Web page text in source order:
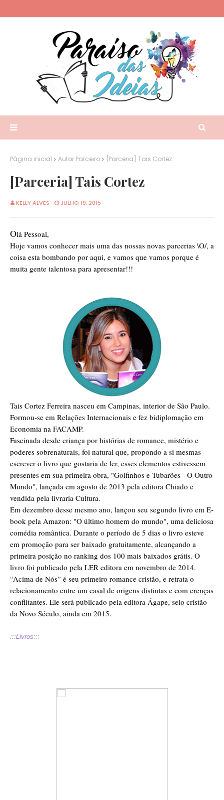
Página inicial Autor Parceiro [Parceria] Tais Cortez
[Parceria] Tais Cortez
KELLY ALVES JULHO 19, 2015
Olá Pessoal,
Hoje vamos conhecer mais uma das nossas novas parcerias \O/, a
coisa esta bombando por aqui, e vamos que vamos porque é
muita gente talentosa para apresentar!!!
Tais Cortez Ferreira nasceu em Campinas, interior de São Paulo.
Formou-se em Relações Internacionais e fez bidiplomação em
Economia na FACAMP.
Fascinada desde criança por histórias de romance, mistério e
poderes sobrenaturais, foi natural que, propondo a si mesmas
escrever o livro que gostaria de ler, esses elementos estivessem
presentes em sua primeira obra, "Golfinhos e Tubarões - O Outro
Mundo", lançada em agosto de 2013 pela editora Chiado e
vendida pela livraria Cultura.
Em dezembro desse mesmo ano, lançou seu segundo livro em E-
book pela Amazon: "O último homem do mundo", uma deliciosa
comédia romântica. Durante o período de 5 dias o livro esteve
em promoção para ser baixado gratuitamente, alcançando a
primeira posição no ranking dos 100 mais baixados grátis. O
livro foi publicado pela LER editora em novembro de 2014.
“Acima de Nós” é seu primeiro romance cristão, e retrata o
relacionamento entre um casal de origens distintas e com crenças
conflitantes. Ele será publicado pela editora Ágape, selo cristão
da Novo Século, ainda em 2015.
:::Livros:::